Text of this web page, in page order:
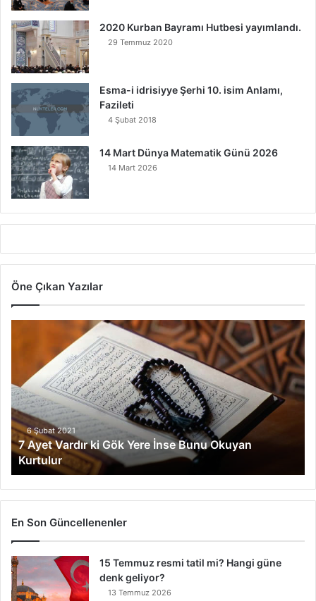
2020 Kurban Bayramı Hutbesi yayımlandı.
29 Temmuz 2020
Esma-i idrisiyye Şerhi 10. isim Anlamı,
Fazileti
4 Şubat 2018
14 Mart Dünya Matematik Günü 2026
14 Mart 2026
Öne Çıkan Yazılar
t
V
a
r
d
r
k
i
G
Y
e
r
6 Şubat 2021
7 Ayet Vardır ki Gök Yere İnse Bunu Okuyan
Kurtulur
En Son Güncellenenler
15 Temmuz resmi tatil mi? Hangi güne
denk geliyor?
13 Temmuz 2026